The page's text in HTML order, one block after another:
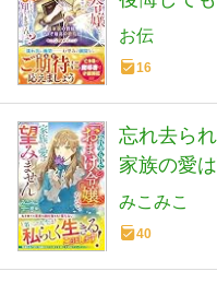
皆様、ど
ファンタジ
お伝
16
忘れ去ら
家族の愛
タジー)
みこみこ
40